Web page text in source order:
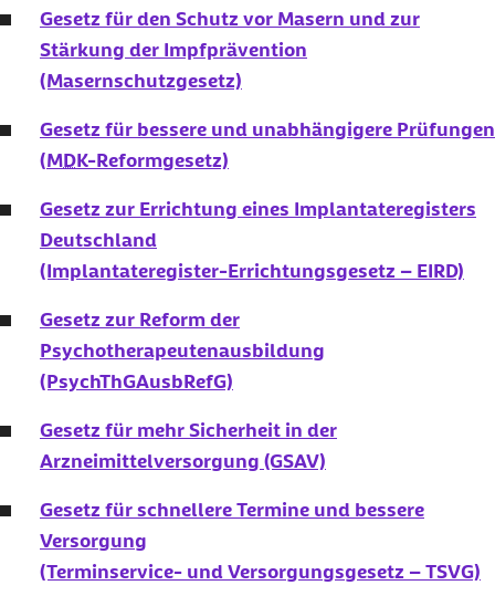
Gesetz für den Schutz vor Masern und zur
Stärkung der Impfprävention
(Masernschutzgesetz)
Gesetz für bessere und unabhängigere Prüfungen
(MDK-Reformgesetz)
Gesetz zur Errichtung eines Implantateregisters
Deutschland
(Implantateregister-Errichtungsgesetz – EIRD)
Gesetz zur Reform der
Psychotherapeutenausbildung
(PsychThGAusbRefG)
Gesetz für mehr Sicherheit in der
Arzneimittelversorgung (GSAV)
Gesetz für schnellere Termine und bessere
Versorgung
(Terminservice- und Versorgungsgesetz – TSVG)